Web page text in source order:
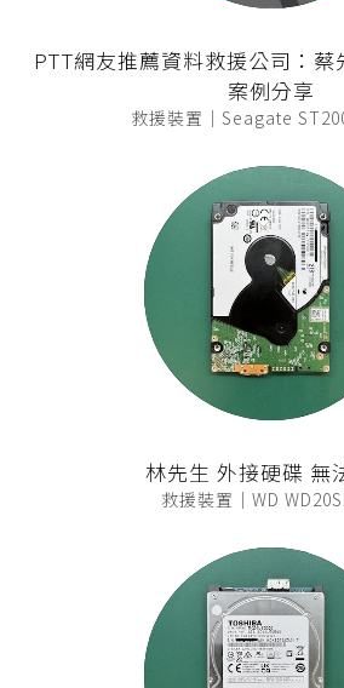
PTT網友推薦資料救援公司：
案例分享
救援裝置｜Seagate
林先生 外接硬碟 無
救援裝置｜WD